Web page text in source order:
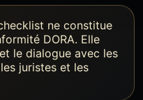
ne constitue
DORA. Elle
le dialogue avec les
juristes et les